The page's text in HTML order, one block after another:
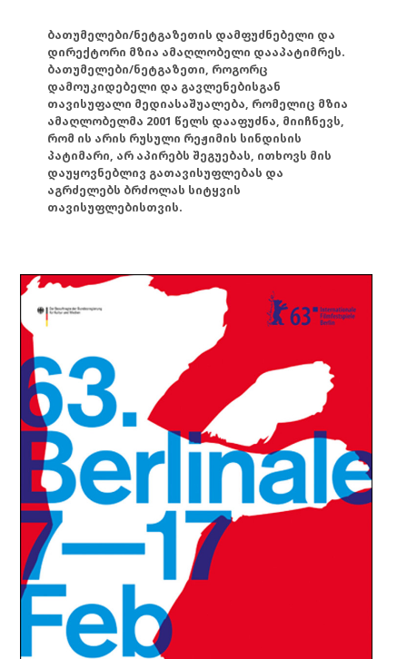
ბათუმელები/ნეტგაზეთის დამფუძნებელი და
დირექტორი მზია ამაღლობელი დააპატიმრეს.
ბათუმელები/ნეტგაზეთი, როგორც
დამოუკიდებელი და გავლენებისგან
თავისუფალი მედიასაშუალება, რომელიც მზია
ამაღლობელმა 2001 წელს დააფუძნა, მიიჩნევს,
რომ ის არის რუსული რეჟიმის სინდისის
პატიმარი, არ აპირებს შეგუებას, ითხოვს მის
დაუყოვნებლივ გათავისუფლებას და
აგრძელებს ბრძოლას სიტყვის
თავისუფლებისთვის.